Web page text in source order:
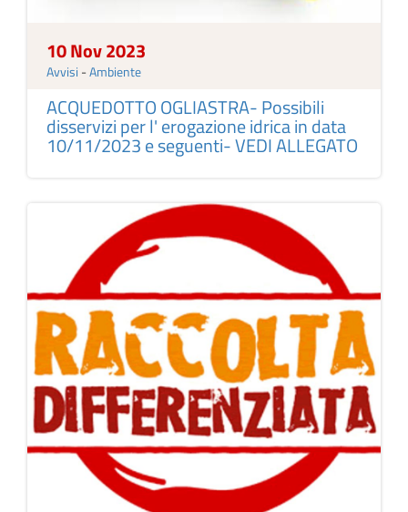
10 Nov 2023
Avvisi -Ambiente
ACQUEDOTTO OGLIASTRA- Possibili
disservizi per l' erogazione idrica in data
10/11/2023 e seguenti- VEDI ALLEGATO